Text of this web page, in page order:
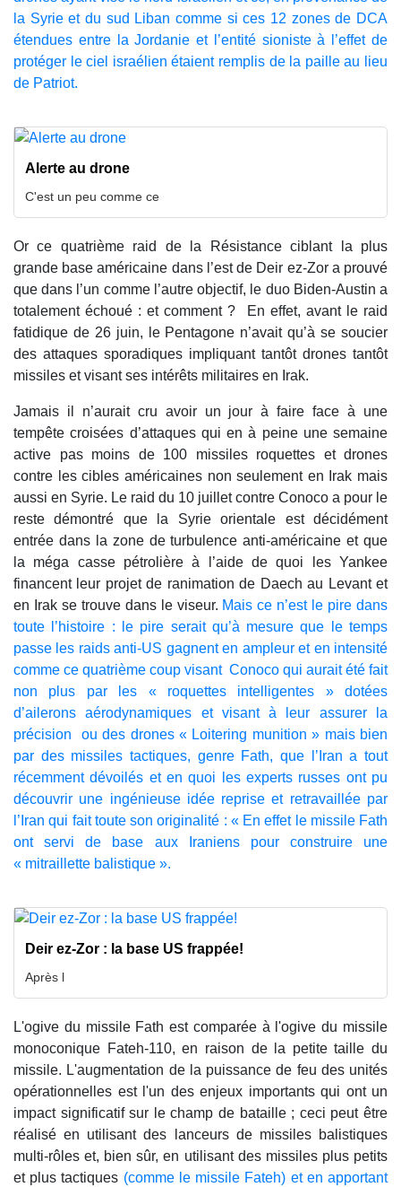
la Syrie et du sud Liban comme si ces 12 zones de DCA
étendues entre la Jordanie et l’entité sioniste à l’effet de
protéger le ciel israélien étaient remplis de la paille au lieu
de Patriot.
Alerte au drone
C'est un peu comme ce
Or ce quatrième raid de la Résistance ciblant la plus
grande base américaine dans l’est de Deir ez-Zor a prouvé
que dans l’un comme l’autre objectif, le duo Biden-Austin a
totalement échoué : et comment ? En effet, avant le raid
fatidique de 26 juin, le Pentagone n’avait qu’à se soucier
des attaques sporadiques impliquant tantôt drones tantôt
missiles et visant ses intérêts militaires en Irak.
Jamais il n’aurait cru avoir un jour à faire face à une
tempête croisées d’attaques qui en à peine une semaine
active pas moins de 100 missiles roquettes et drones
contre les cibles américaines non seulement en Irak mais
aussi en Syrie. Le raid du 10 juillet contre Conoco a pour le
reste démontré que la Syrie orientale est décidément
entrée dans la zone de turbulence anti-américaine et que
la méga casse pétrolière à l’aide de quoi les Yankee
financent leur projet de ranimation de Daech au Levant et
en Irak se trouve dans le viseur. Mais ce n’est le pire dans
toute l’histoire : le pire serait qu’à mesure que le temps
passe les raids anti-US gagnent en ampleur et en intensité
comme ce quatrième coup visant Conoco qui aurait été fait
non plus par les « roquettes intelligentes » dotées
d’ailerons aérodynamiques et visant à leur assurer la
précision ou des drones « Loitering munition » mais bien
par des missiles tactiques, genre Fath, que l’Iran a tout
récemment dévoilés et en quoi les experts russes ont pu
découvrir une ingénieuse idée reprise et retravaillée par
l’Iran qui fait toute son originalité : « En effet le missile Fath
ont servi de base aux Iraniens pour construire une
« mitraillette balistique ».
Deir ez-Zor : la base US frappée!
Après l
L'ogive du missile Fath est comparée à l'ogive du missile
monoconique Fateh-110, en raison de la petite taille du
missile. L'augmentation de la puissance de feu des unités
opérationnelles est l'un des enjeux importants qui ont un
impact significatif sur le champ de bataille ; ceci peut être
réalisé en utilisant des lanceurs de missiles balistiques
multi-rôles et, bien sûr, en utilisant des missiles plus petits
et plus tactiques (comme le missile Fateh) et en apportant